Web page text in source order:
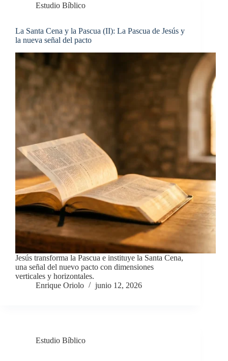
Estudio Bíblico
La Santa Cena y la Pascua (II): La Pascua de Jesús y
la nueva señal del pacto
Jesús transforma la Pascua e instituye la Santa Cena,
una señal del nuevo pacto con dimensiones
verticales y horizontales.
Enrique Oriolo
junio 12, 2026
Estudio Bíblico